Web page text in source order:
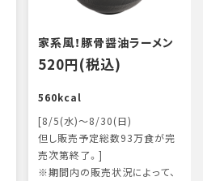
家系風！豚骨醤油ラーメン
520円(税込)
560kcal
[8/5(水)～8/30(日)
但し販売予定総数93万食が完
売次第終了。]
※期間内の販売状況によって、